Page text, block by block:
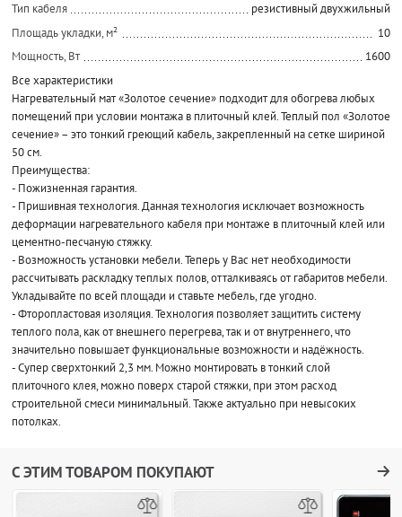
Тип кабеля
резистивный двухжильный
Площадь укладки, м²
10
Мощность, Вт
1600
Все характеристики
Нагревательный мат «Золотое сечение» подходит для обогрева любых
помещений при условии монтажа в плиточный клей. Теплый пол «Золотое
сечение» – это тонкий греющий кабель, закрепленный на сетке шириной
50 см.
Преимущества:
- Пожизненная гарантия.
- Пришивная технология. Данная технология исключает возможность
деформации нагревательного кабеля при монтаже в плиточный клей или
цементно-песчаную стяжку.
- Возможность установки мебели. Теперь у Вас нет необходимости
рассчитывать раскладку теплых полов, отталкиваясь от габаритов мебели.
Укладывайте по всей площади и ставьте мебель, где угодно.
- Фторопластовая изоляция. Технология позволяет защитить систему
теплого пола, как от внешнего перегрева, так и от внутреннего, что
значительно повышает функциональные возможности и надёжность.
- Супер сверхтонкий 2,3 мм. Можно монтировать в тонкий слой
плиточного клея, можно поверх старой стяжки, при этом расход
строительной смеси минимальный. Также актуально при невысоких
потолках.
С ЭТИМ ТОВАРОМ ПОКУПАЮТ